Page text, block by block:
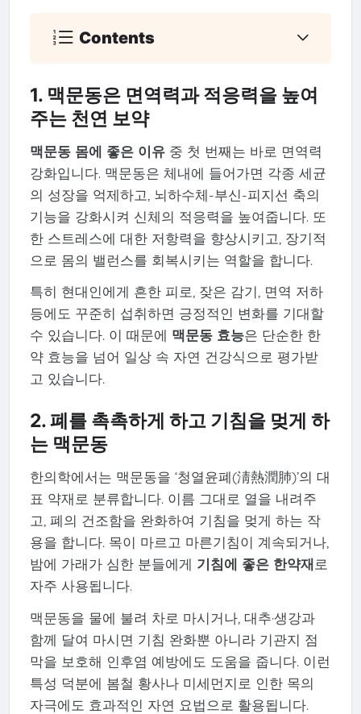
Contents
1. 맥문동은 면역력과 적응력을 높여
주는 천연 보약
맥문동 몸에 좋은 이유중 첫 번째는 바로 면역력
강화입니다. 맥문동은 체내에 들어가면 각종 세균
의 성장을 억제하고, 뇌하수체-부신-피지선 축의
기능을 강화시켜 신체의 적응력을 높여줍니다. 또
한 스트레스에 대한 저항력을 향상시키고, 장기적
으로 몸의 밸런스를 회복시키는 역할을 합니다.
특히 현대인에게 흔한 피로, 잦은 감기, 면역 저하
등에도 꾸준히 섭취하면 긍정적인 변화를 기대할
수 있습니다. 이 때문에 맥문동 효능은 단순한 한
약 효능을 넘어 일상 속 자연 건강식으로 평가받
고 있습니다.
2. 폐를 촉촉하게 하고 기침을 멎게 하
는 맥문동
한의학에서는 맥문동을 ‘청열윤폐(淸熱潤肺)’의 대
표 약재로 분류합니다. 이름 그대로 열을 내려주
고, 폐의 건조함을 완화하여 기침을 멎게 하는 작
용을 합니다. 목이 마르고 마른기침이 계속되거나,
밤에 가래가 심한 분들에게 기침에 좋은 한약재로
자주 사용됩니다.
맥문동을 물에 불려 차로 마시거나, 대추·생강과
함께 달여 마시면 기침 완화뿐 아니라 기관지 점
막을 보호해 인후염 예방에도 도움을 줍니다. 이런
특성 덕분에 봄철 황사나 미세먼지로 인한 목의
자극에도 효과적인 자연 요법으로 활용됩니다.